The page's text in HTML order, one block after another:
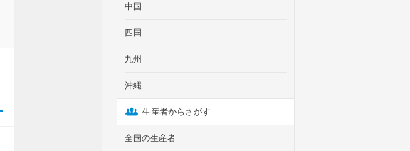
中国
四国
九州
沖縄
生産者からさがす
全国の生産者